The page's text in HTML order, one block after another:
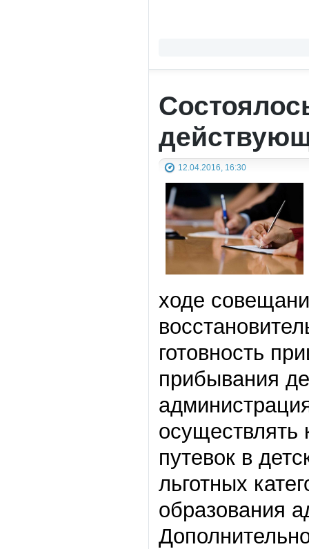
12.04.2016, 16:30
ходе
готовность
прибывания
осуществлять
путевок в
льготных
образования